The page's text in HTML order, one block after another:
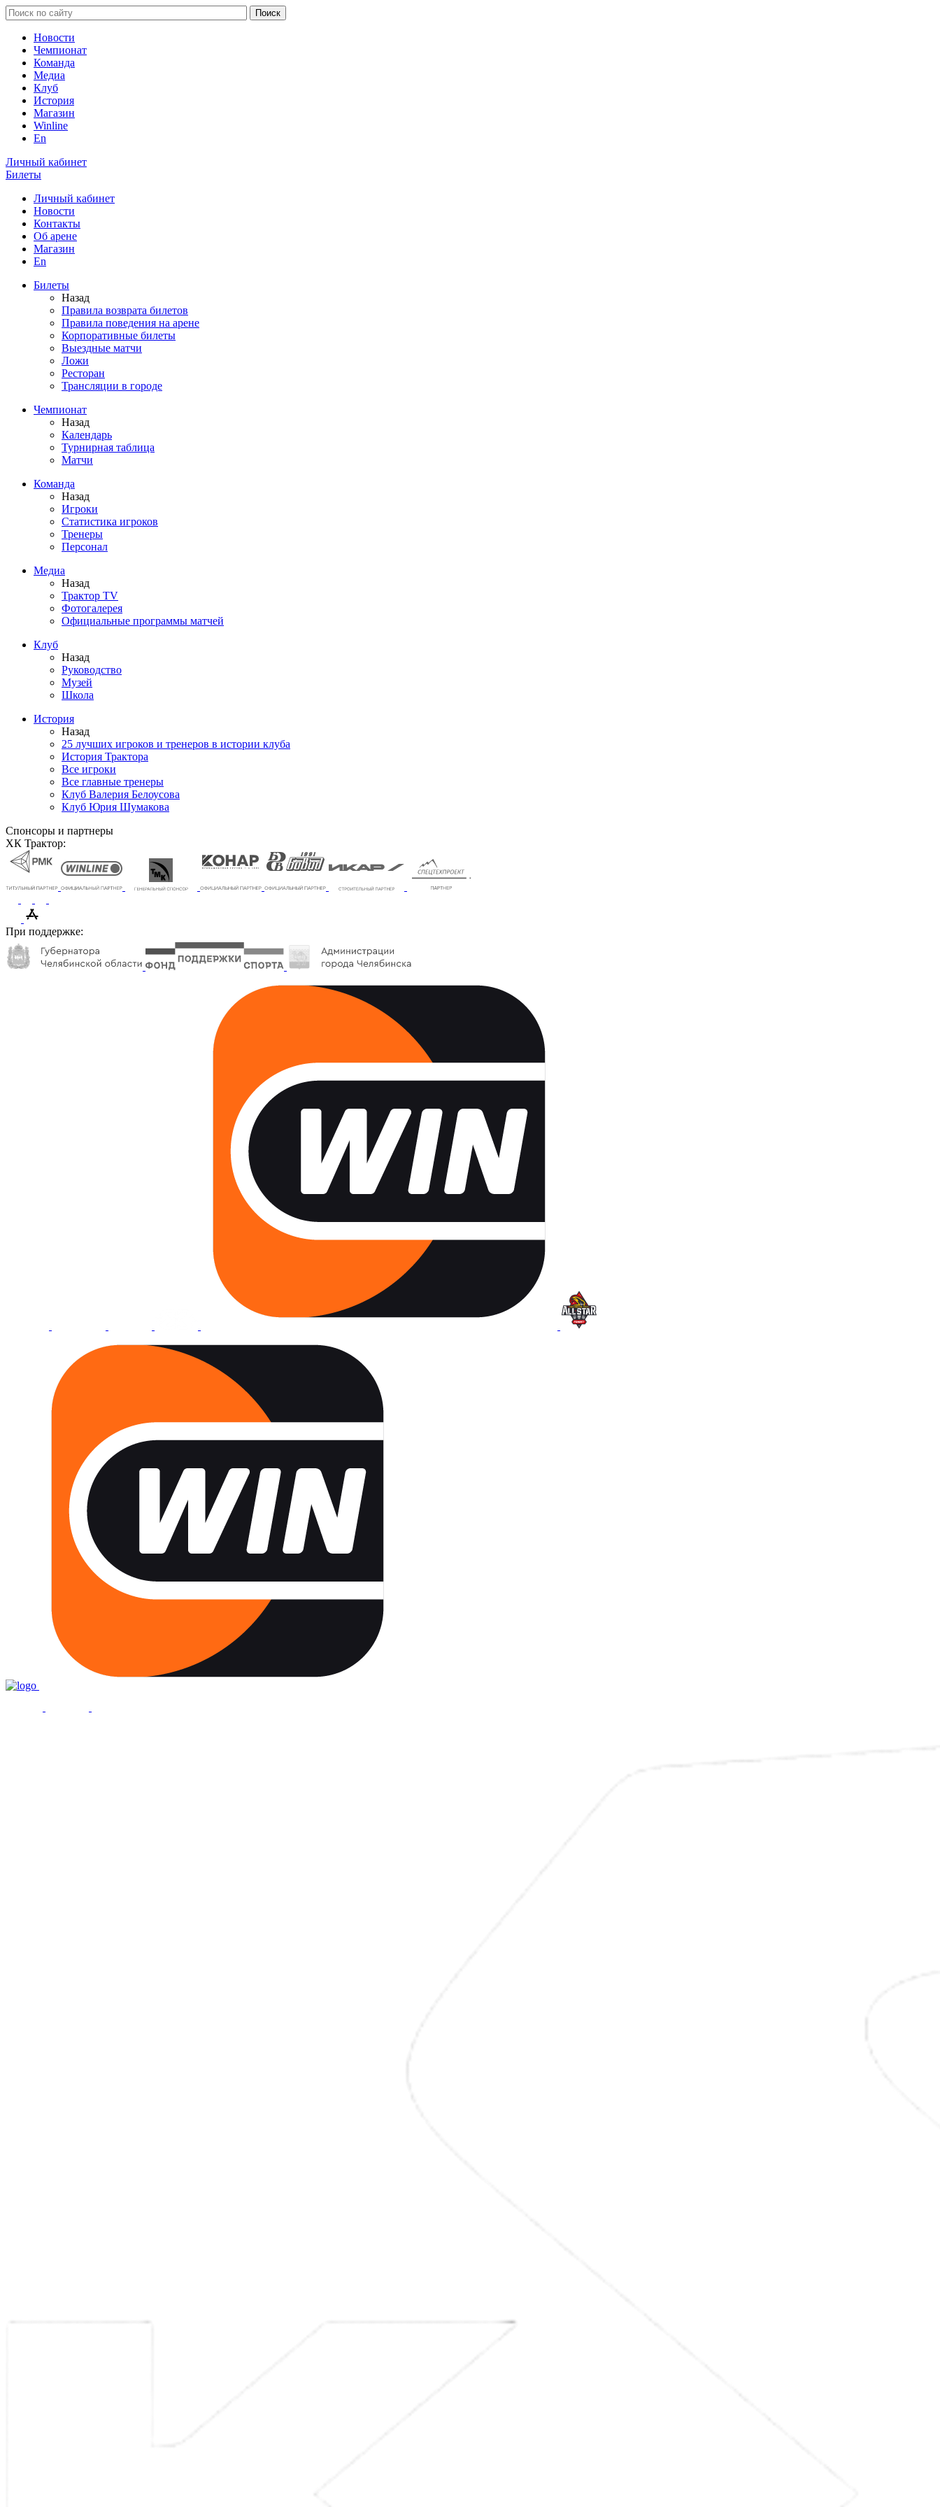
Новости
Чемпионат
Команда
Медиа
Клуб
История
Магазин
Winline
En
Личный кабинет
Билеты
Личный кабинет
Новости
Контакты
Об арене
Магазин
En
Билеты
Назад
Правила возврата билетов
Правила поведения на арене
Корпоративные билеты
Выездные матчи
Ложи
Ресторан
Трансляции в городе
Чемпионат
Назад
Календарь
Турнирная таблица
Матчи
Команда
Назад
Игроки
Статистика игроков
Тренеры
Персонал
Медиа
Назад
Трактор TV
Фотогалерея
Официальные программы матчей
Клуб
Назад
Руководство
Музей
Школа
История
Назад
25 лучших игроков и тренеров в истории клуба
История Трактора
Все игроки
Все главные тренеры
Клуб Валерия Белоусова
Клуб Юрия Шумакова
Спонсоры и партнеры
ХК Трактор:
При поддержке: